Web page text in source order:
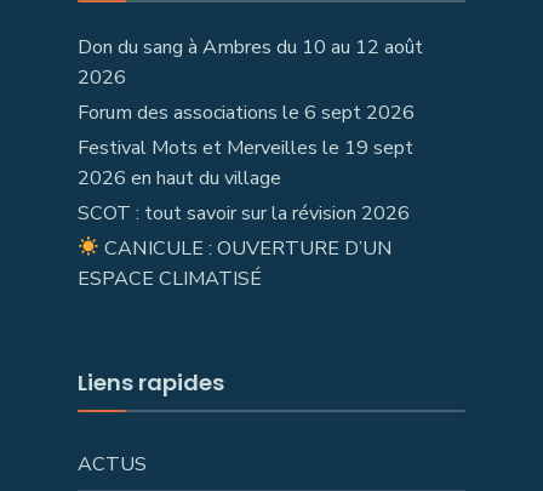
Don du sang à Ambres du 10 au 12 août
2026
Forum des associations le 6 sept 2026
Festival Mots et Merveilles le 19 sept
2026 en haut du village
SCOT : tout savoir sur la révision 2026
CANICULE : OUVERTURE D’UN
ESPACE CLIMATISÉ
Liens rapides
ACTUS